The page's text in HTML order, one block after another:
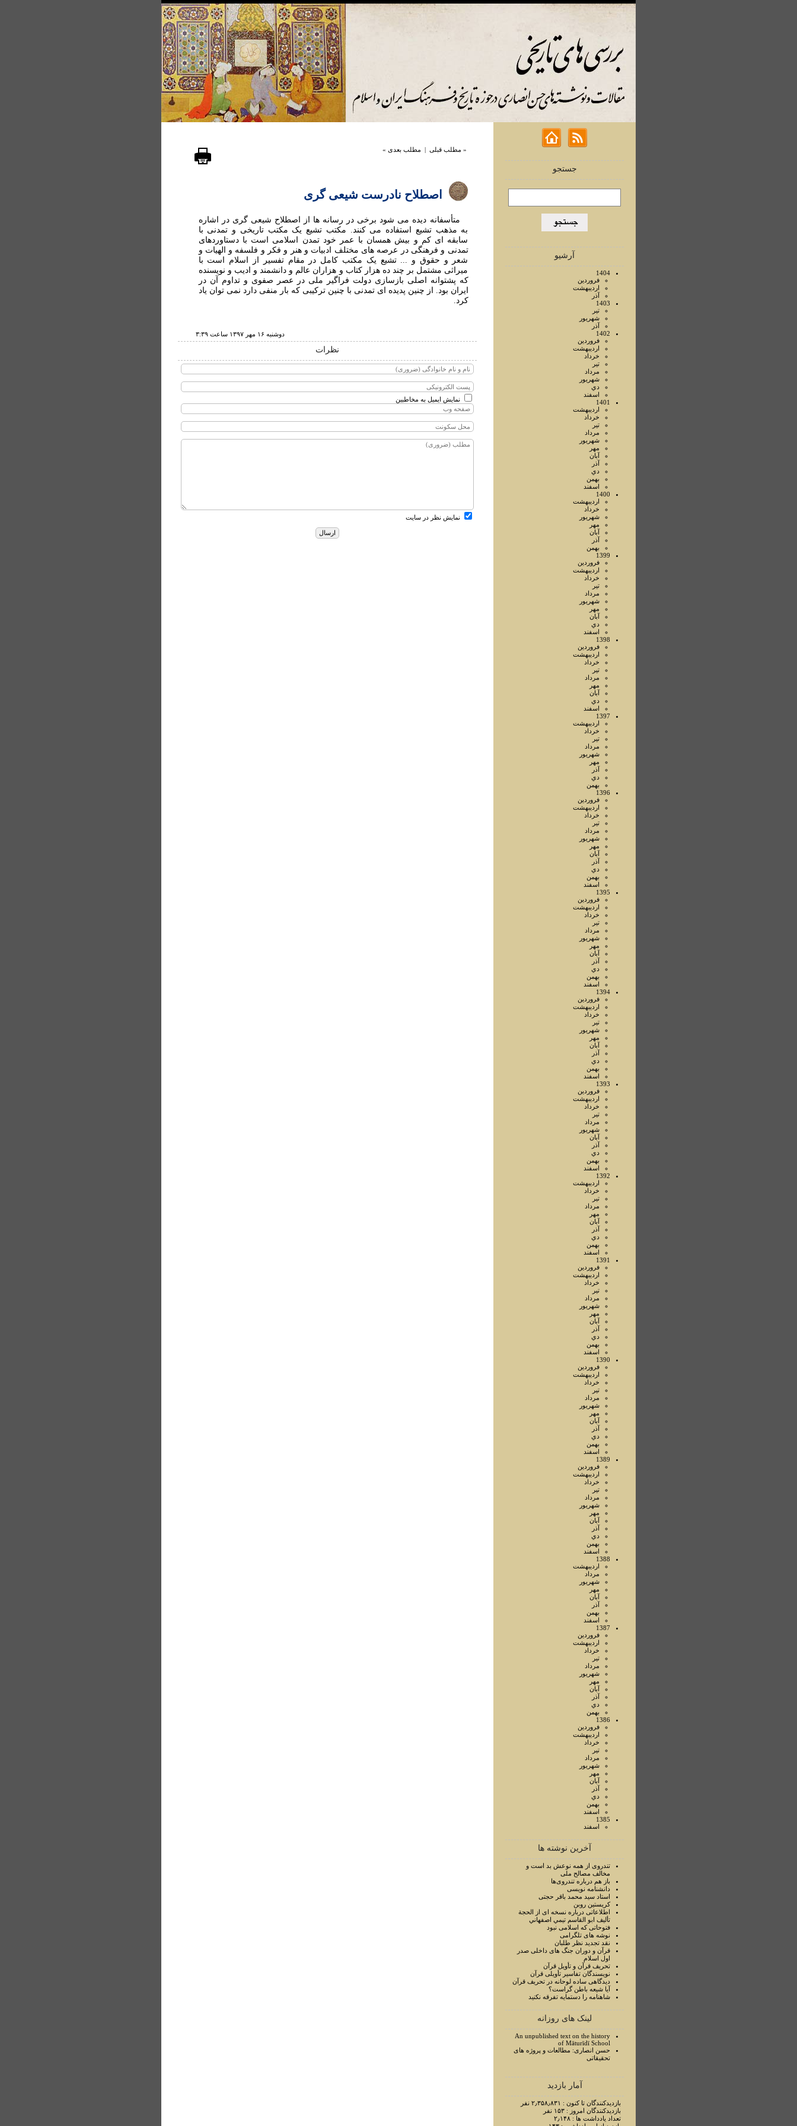
جستجو
آرشیو
1404
فروردين
ارديبهشت
آذر
1403
تير
شهريور
آذر
1402
فروردين
ارديبهشت
خرداد
تير
مرداد
شهريور
دي
اسفند
1401
ارديبهشت
خرداد
تير
مرداد
شهريور
مهر
آبان
آذر
دي
بهمن
اسفند
1400
ارديبهشت
خرداد
شهريور
مهر
آبان
آذر
بهمن
1399
فروردين
ارديبهشت
خرداد
تير
مرداد
شهريور
مهر
آبان
دي
اسفند
1398
فروردين
ارديبهشت
خرداد
تير
مرداد
مهر
آبان
دي
اسفند
1397
ارديبهشت
خرداد
تير
مرداد
شهريور
مهر
آذر
دي
بهمن
1396
فروردين
ارديبهشت
خرداد
تير
مرداد
شهريور
مهر
آبان
آذر
دي
بهمن
اسفند
1395
فروردين
ارديبهشت
خرداد
تير
مرداد
شهريور
مهر
آبان
آذر
دي
بهمن
اسفند
1394
فروردين
ارديبهشت
خرداد
تير
شهريور
مهر
آبان
آذر
دي
بهمن
اسفند
1393
فروردين
ارديبهشت
خرداد
تير
مرداد
شهريور
آبان
آذر
دي
بهمن
اسفند
1392
ارديبهشت
خرداد
تير
مرداد
مهر
آبان
آذر
دي
بهمن
اسفند
1391
فروردين
ارديبهشت
خرداد
تير
مرداد
شهريور
مهر
آبان
آذر
دي
بهمن
اسفند
1390
فروردين
ارديبهشت
خرداد
تير
مرداد
شهريور
مهر
آبان
آذر
دي
بهمن
اسفند
1389
فروردين
ارديبهشت
خرداد
تير
مرداد
شهريور
مهر
آبان
آذر
دي
بهمن
اسفند
1388
ارديبهشت
مرداد
شهريور
مهر
آبان
آذر
بهمن
اسفند
1387
فروردين
ارديبهشت
خرداد
تير
مرداد
شهريور
مهر
آبان
آذر
دي
بهمن
1386
فروردين
ارديبهشت
خرداد
تير
مرداد
شهريور
مهر
آبان
آذر
دي
بهمن
اسفند
1385
اسفند
آخرین نوشته ها
تندروی از همه نوعش بد است و
مخالف مصالح ملی
باز هم درباره تندروی‌ها
دانشنامه نویسی
استاد سيد محمد باقر حجتی
کریستین روبن
اطلاعاتی درباره نسخه ای از الحجة
تأليف ابو القاسم تيمي اصفهاني
فتوحاتی که اسلامی نبود
نوشه های تلگرامی
نقد تجدید نظر طلبان
قرآن و دوران جنگ های داخلی صدر
اول اسلام
تحريف قرآن و تأويل قرآن
نويسندگان تفاسير تأويلی قرآن
ديدگاهی ساده لوحانه در تحريف قرآن
آيا شيعه باطن گراست؟
شاهنامه را دستمايه تفرقه نکنيد
لینک های روزانه
An unpublished text on the history
of Māturīdī School
حسن انصاری: مطالعات و پروژه های
تحقیقاتی
آمار بازدید
بازدیدکنندگان تا کنون : ۲٫۳۵۸٫۸۳۱ نفر
بازدیدکنندگان امروز : ۱۵۳ نفر
تعداد یادداشت ها : ۲٫۱۴۸
« مطلب قبلی | مطلب بعدی »
اصطلاح نادرست شیعی گری
متأسفانه دیده می شود برخی در رسانه ها از اصطلاح شیعی گری در اشاره
به مذهب تشیع استفاده می کنند. مکتب تشیع یک مکتب تاریخی و تمدنی با
سابقه ای کم و بیش همسان با عمر خود تمدن اسلامی است با دستاوردهای
تمدنی و فرهنگی در عرصه های مختلف ادبیات و هنر و فکر و فلسفه و الهیات و
شعر و حقوق و ... تشیع یک مکتب کامل در مقام تفسیر از اسلام است با
میراثی مشتمل بر چند ده هزار کتاب و هزاران عالم و دانشمند و ادیب و نویسنده
که پشتوانه اصلی بازسازی دولت فراگیر ملی در عصر صفوی و تداوم آن در
ایران بود. از چنین پدیده ای تمدنی با چنین ترکیبی که بار منفی دارد نمی توان یاد
کرد.
دوشنبه ۱۶ مهر ۱۳۹۷ ساعت ۳:۳۹
نظرات
نمایش ایمیل به مخاطبین
نمایش نظر در سایت